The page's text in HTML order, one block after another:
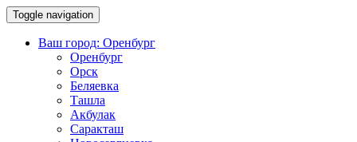
Toggle navigation
Ваш город: Оренбург
Оренбург
Орск
Беляевка
Ташла
Акбулак
Саракташ